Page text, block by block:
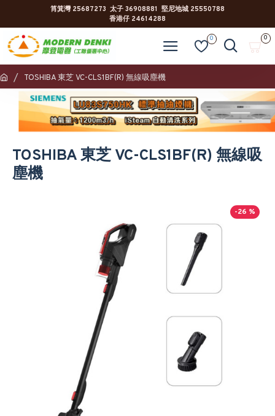
筲箕灣 25687273 太子 36908881 堅尼地城 25550788
香港仔 24614288
0 0
TOSHIBA 東芝 VC-CLS1BF(R) 無線吸塵機
TOSHIBA 東芝 VC-CLS1BF(R) 無線吸
塵機
-26 %